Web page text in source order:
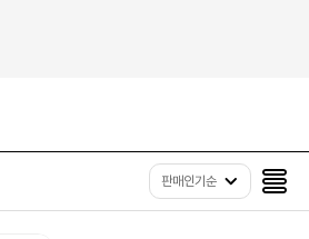
판매인기순